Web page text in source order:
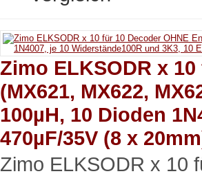
Zimo ELKSODR x
(MX621, MX622,
100µH, 10 Dioden
470µF/35V (8 x
Zimo ELKSODR x 10